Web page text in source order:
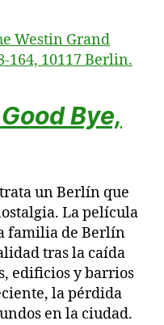
Westin Grand
10117 Berlin.
Good Bye,
un Berlín que
La película
familia de Berlín
tras la caída
edificios y barrios
la pérdida
en la ciudad.